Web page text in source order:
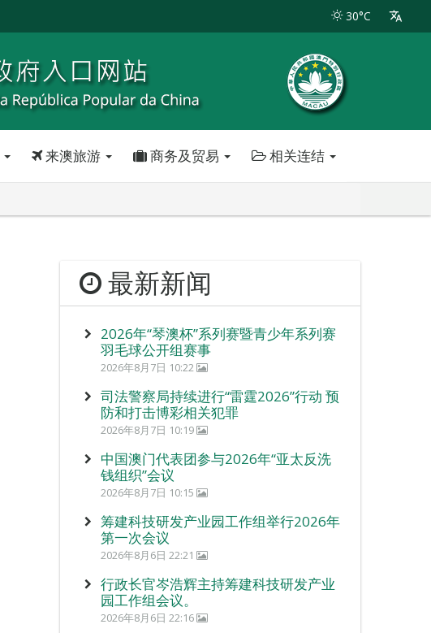
30°C
来澳旅游 商务及贸易 相关连结
最新新闻
2026年“琴澳杯”系列赛暨青少年系列赛
羽毛球公开组赛事
2026年8月7日 10:22
司法警察局持续进行“雷霆2026”行动 预
防和打击博彩相关犯罪
2026年8月7日 10:19
中国澳门代表团参与2026年“亚太反洗
钱组织”会议
2026年8月7日 10:15
筹建科技研发产业园工作组举行2026年
第一次会议
2026年8月6日 22:21
行政长官岑浩辉主持筹建科技研发产业
园工作组会议。
2026年8月6日 22:16